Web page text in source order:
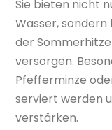
Sie bieten nicht
Wasser,
der
versorgen.
Pfefferminze
serviert werden
verstärken.